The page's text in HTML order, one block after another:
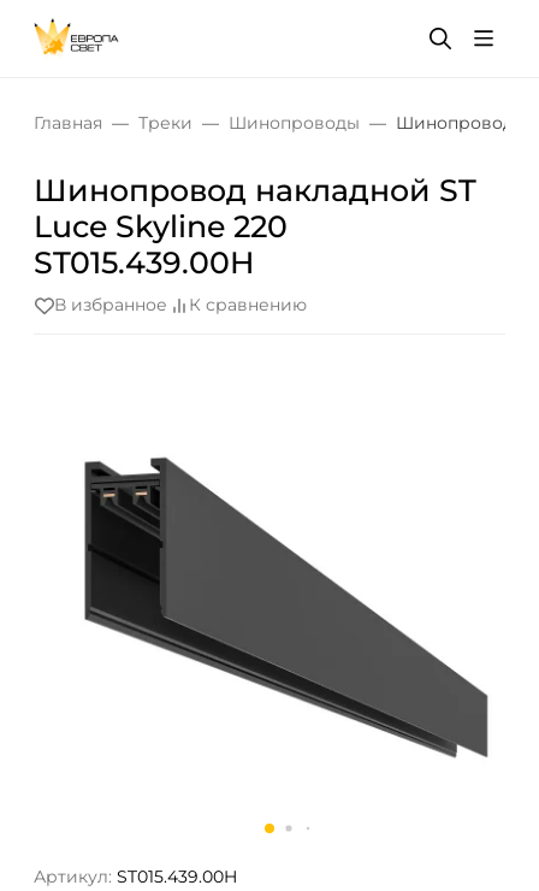
Главная Треки Шинопроводы Шинопровод
Шинопровод накладной ST
Luce Skyline 220
ST015.439.00H
В избранное К сравнению
Артикул: ST015.439.00H